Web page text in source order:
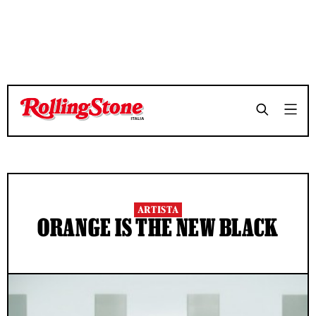
ARTISTA
ORANGE IS THE NEW BLACK